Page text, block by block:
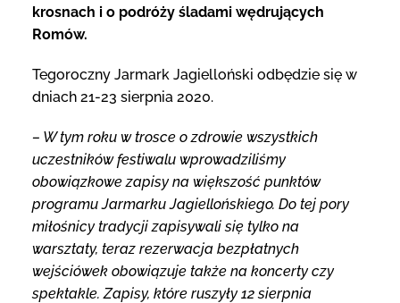
krosnach i o podróży śladami wędrujących
Romów.
Tegoroczny Jarmark Jagielloński odbędzie się w
dniach 21-23 sierpnia 2020.
– W tym roku w trosce o zdrowie wszystkich
uczestników festiwalu wprowadziliśmy
obowiązkowe zapisy na większość punktów
programu Jarmarku Jagiellońskiego. Do tej pory
miłośnicy tradycji zapisywali się tylko na
warsztaty, teraz rezerwacja bezpłatnych
wejściówek obowiązuje także na koncerty czy
spektakle. Zapisy, które ruszyły 12 sierpnia